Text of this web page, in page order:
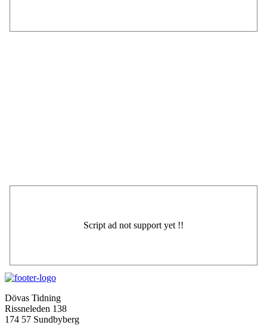
Dövas Tidning
Rissneleden 138
174 57 Sundbyberg